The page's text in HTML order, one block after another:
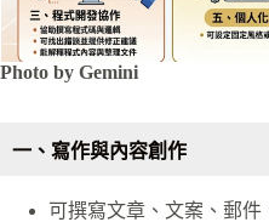
Photo by Gemini
一、寫作與內容創作
可撰寫文章、文案、郵件